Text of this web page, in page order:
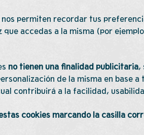
nos permiten recordar tus
que accedas a la misma (por
no tienen una finalidad publicitaria,
de la misma en base
contribuirá a la facilidad,
cookies marcando la casilla